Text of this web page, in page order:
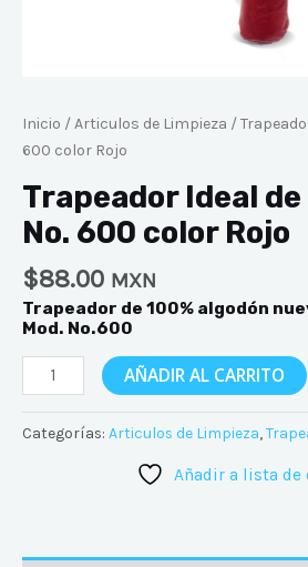
Inicio /Articulos de Limpieza /
600 color Rojo
Trapeador Ideal
No. 600 color Rojo
$88.00 MXN
Trapeador de 100% algodón
Mod. No.600
AÑADIR AL CARRITO
Categorías: Articulos de Limpieza,
Añadir a lista de